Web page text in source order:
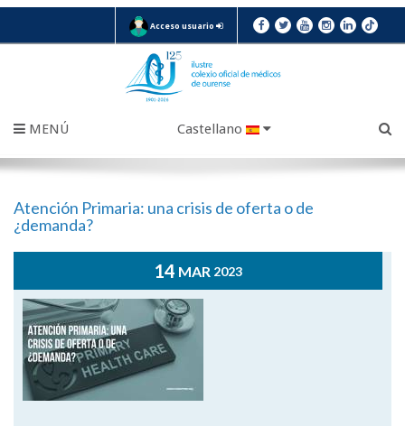
Acceso usuario
MENÚ Castellano
Atención Primaria: una crisis de oferta o de
¿demanda?
14 MAR 2023